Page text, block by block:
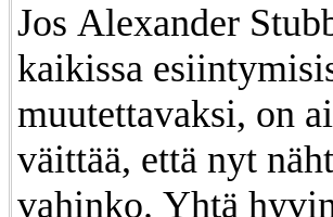
Jos Alexander
kaikissa
muutettavaksi, on
väittää, että nyt
vahinko. Yhtä